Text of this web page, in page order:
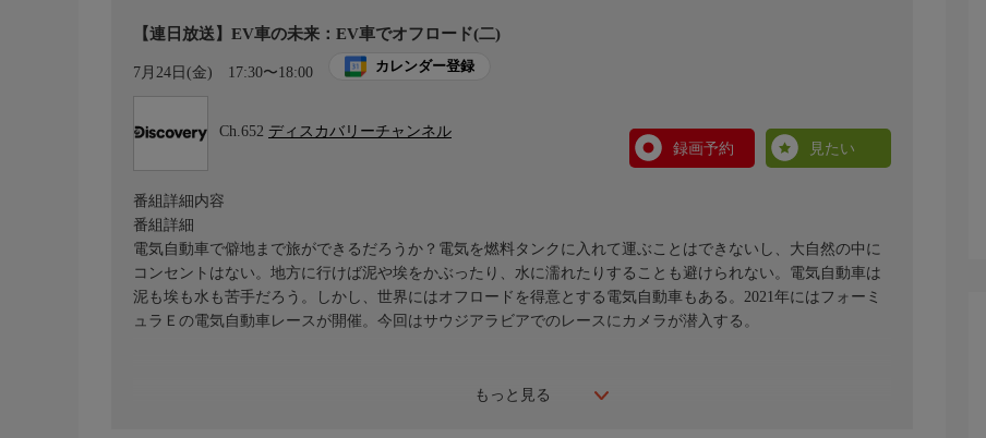
【連日放送】EV車の未来：EV車でオフロード(二)
7月24日(金) 17:30〜18:00 カレンダー登録
Ch.652 ディスカバリーチャンネル
録画予約
見たい
もっと見る
番組詳細内容
番組詳細
電気自動車で僻地まで旅ができるだろうか？電気を燃料タンクに入れて運ぶことはできないし、大自然の中に
コンセントはない。地方に行けば泥や埃をかぶったり、水に濡れたりすることも避けられない。電気自動車は
泥も埃も水も苦手だろう。しかし、世界にはオフロードを得意とする電気自動車もある。2021年にはフォーミ
ュラＥの電気自動車レースが開催。今回はサウジアラビアでのレースにカメラが潜入する。